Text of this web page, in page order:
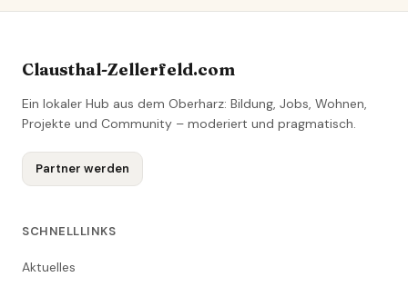
Clausthal-Zellerfeld.com
Ein lokaler Hub aus dem Oberharz: Bildung, Jobs, Wohnen,
Projekte und Community – moderiert und pragmatisch.
Partner werden
SCHNELLLINKS
Aktuelles